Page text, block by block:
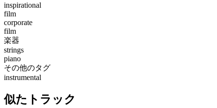
inspirational
film
corporate
film
楽器
strings
piano
その他のタグ
instrumental
似たトラック